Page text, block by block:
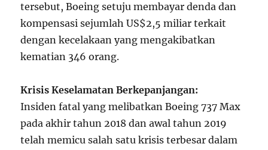
tersebut, Boeing setuju membayar denda dan
kompensasi sejumlah US$2,5 miliar terkait
dengan kecelakaan yang mengakibatkan
kematian 346 orang.
Krisis Keselamatan Berkepanjangan:
Insiden fatal yang melibatkan Boeing 737 Max
pada akhir tahun 2018 dan awal tahun 2019
telah memicu salah satu krisis terbesar dalam